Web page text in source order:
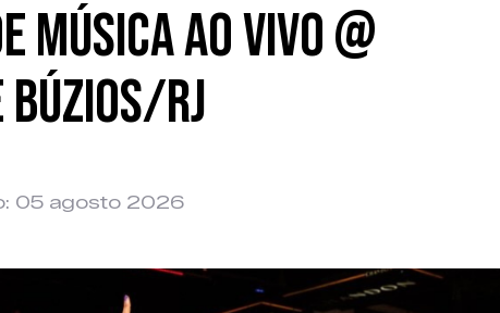
Música ao Vivo @
RJ
05 agosto 2026